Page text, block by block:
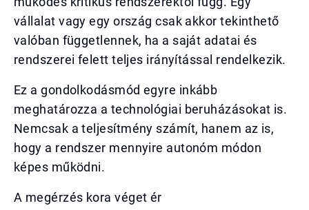
vállalat vagy egy ország csak akkor tekinthető
valóban függetlennek, ha a saját adatai és
rendszerei felett teljes irányítással rendelkezik.
Ez a gondolkodásmód egyre inkább
meghatározza a technológiai beruházásokat is.
Nemcsak a teljesítmény számít, hanem az is,
hogy a rendszer mennyire autonóm módon
képes működni.
A megérzés kora véget ér